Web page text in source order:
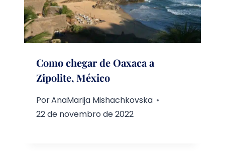
Como chegar de Oaxaca a
Zipolite, México
PorAnaMarija Mishachkovska
22 de novembro de 2022